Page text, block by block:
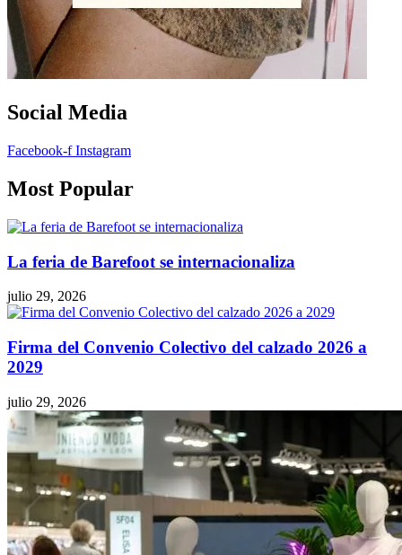
Social Media
Facebook-f Instagram
Most Popular
La feria de Barefoot se internacionaliza
julio 29, 2026
Firma del Convenio Colectivo del calzado 2026 a
2029
julio 29, 2026